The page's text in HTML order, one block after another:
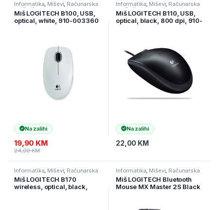
Informatika, Miševi, Računarska
periferija
Miš LOGITECH B100, USB,
optical, white, 910-003360
Na zalihi
19,90 KM
24,00KM
Informatika, Miševi, Računarska
periferija
Miš LOGITECH B110, USB,
optical, black, 800 dpi, 910-
Na zalihi
22,00 KM
Informatika Miševi Računarska
periferija
Miš LOGITECH B170
wireless, optical, black,
Informatika Miševi Računarska
periferija
Miš LOGITECH Bluetooth
Mouse MX Master 2S Black